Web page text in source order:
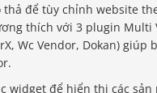
thả để tùy chỉnh website
thích với 3 plugin Multi
Wc Vendor, Dokan) giúp
widget để hiển thị các